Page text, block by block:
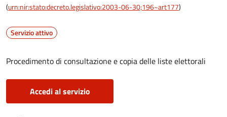
(urn:nir:stato:decreto.legislativo:2003-06-30;196~art177)
Servizio attivo
Procedimento di consultazione e copia delle liste elettorali
Accedi al servizio